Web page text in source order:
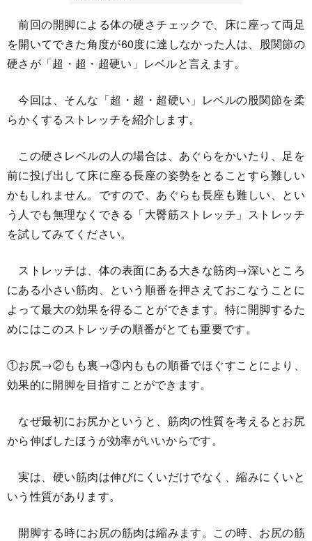
前回の開脚による体の硬さチェックで、床に座って両足
を開いてできた角度が60度に達しなかった人は、股関節の
硬さが「超・超・超硬い」レベルと言えます。
今回は、そんな「超・超・超硬い」レベルの股関節を柔
らかくするストレッチを紹介します。
この硬さレベルの人の場合は、あぐらをかいたり、足を
前に投げ出して床に座る長座の姿勢をとることすら難しい
かもしれません。ですので、あぐらも長座も難しい、とい
う人でも無理なくできる「大臀筋ストレッチ」ストレッチ
を試してみてください。
ストレッチは、体の表面にある大きな筋肉→深いところ
にある小さい筋肉、という順番を押さえておこなうことに
よって最大の効果を得ることができます。特に開脚するた
めにはこのストレッチの順番がとても重要です。
①お尻→②もも裏→③内ももの順番でほぐすことにより、
効果的に開脚を目指すことができます。
なぜ最初にお尻かというと、筋肉の性質を考えるとお尻
から伸ばしたほうが効率がいいからです。
実は、硬い筋肉は伸びにくいだけでなく、縮みにくいと
いう性質があります。
開脚する時にお尻の筋肉は縮みます。この時、お尻の筋